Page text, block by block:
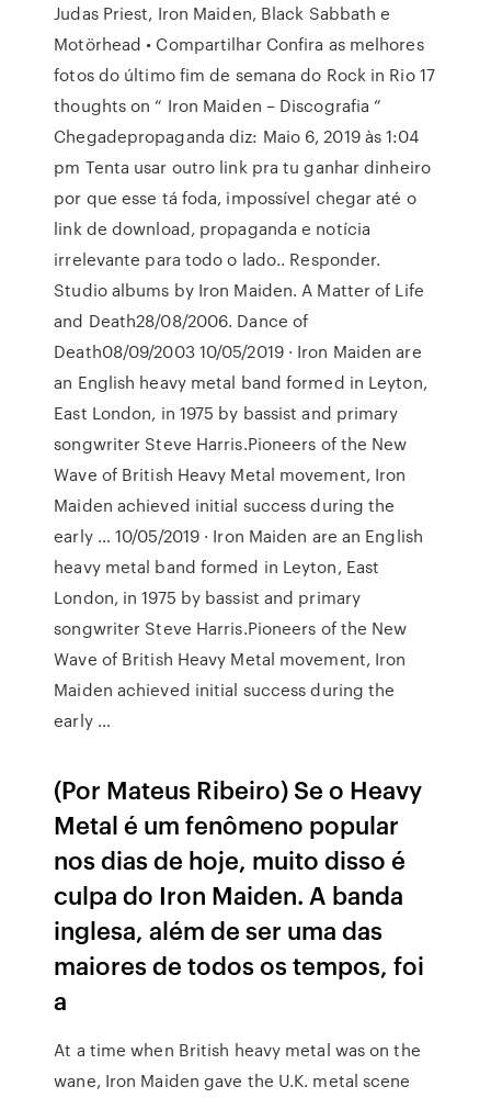
Judas Priest, Iron Maiden, Black Sabbath e
Motörhead • Compartilhar Confira as melhores
fotos do último fim de semana do Rock in Rio 17
thoughts on “ Iron Maiden – Discografia ”
Chegadepropaganda diz: Maio 6, 2019 às 1:04
pm Tenta usar outro link pra tu ganhar dinheiro
por que esse tá foda, impossível chegar até o
link de download, propaganda e notícia
irrelevante para todo o lado.. Responder.
Studio albums by Iron Maiden. A Matter of Life
and Death28/08/2006. Dance of
Death08/09/2003 10/05/2019 · Iron Maiden are
an English heavy metal band formed in Leyton,
East London, in 1975 by bassist and primary
songwriter Steve Harris.Pioneers of the New
Wave of British Heavy Metal movement, Iron
Maiden achieved initial success during the
early … 10/05/2019 · Iron Maiden are an English
heavy metal band formed in Leyton, East
London, in 1975 by bassist and primary
songwriter Steve Harris.Pioneers of the New
Wave of British Heavy Metal movement, Iron
Maiden achieved initial success during the
early …
(Por Mateus Ribeiro) Se o Heavy
Metal é um fenômeno popular
nos dias de hoje, muito disso é
culpa do Iron Maiden. A banda
inglesa, além de ser uma das
maiores de todos os tempos, foi
a
At a time when British heavy metal was on the
wane, Iron Maiden gave the U.K. metal scene